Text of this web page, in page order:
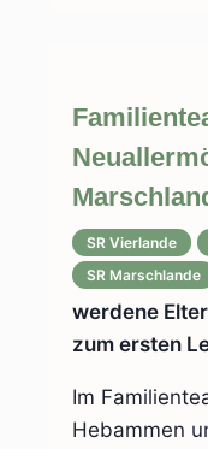
SR Vierlande
SR Marschlande
werdene
zum ersten
Im
Hebammen